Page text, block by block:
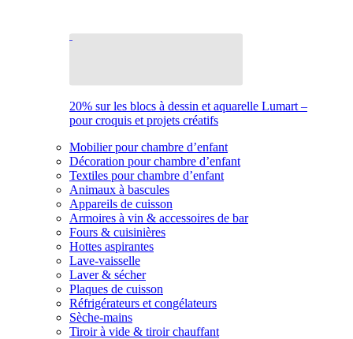
20% sur les blocs à dessin et aquarelle Lumart –
pour croquis et projets créatifs
Mobilier pour chambre d’enfant
Décoration pour chambre d’enfant
Textiles pour chambre d’enfant
Animaux à bascules
Appareils de cuisson
Armoires à vin & accessoires de bar
Fours & cuisinières
Hottes aspirantes
Lave-vaisselle
Laver & sécher
Plaques de cuisson
Réfrigérateurs et congélateurs
Sèche-mains
Tiroir à vide & tiroir chauffant